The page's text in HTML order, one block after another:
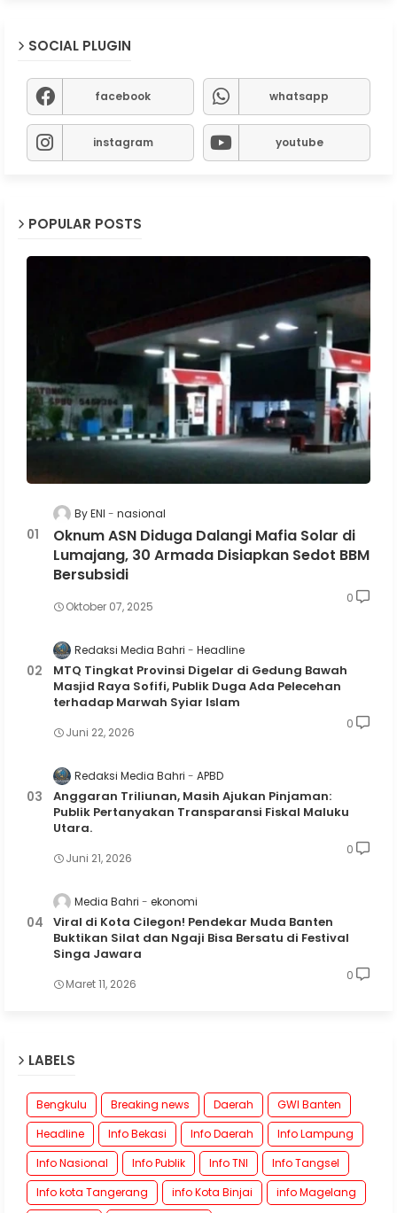
SOCIAL PLUGIN
facebook whatsapp
instagram youtube
POPULAR POSTS
By ENI nasional
Oknum ASN Diduga Dalangi Mafia Solar di
Lumajang, 30 Armada Disiapkan Sedot BBM
Bersubsidi
Oktober 07, 2025
0
Redaksi Media Bahri Headline
MTQ Tingkat Provinsi Digelar di Gedung Bawah
Masjid Raya Sofifi, Publik Duga Ada Pelecehan
terhadap Marwah Syiar Islam
Juni 22, 2026
0
Redaksi Media Bahri APBD
Anggaran Triliunan, Masih Ajukan Pinjaman:
Publik Pertanyakan Transparansi Fiskal Maluku
Utara.
Juni 21, 2026
0
Media Bahri ekonomi
Viral di Kota Cilegon! Pendekar Muda Banten
Buktikan Silat dan Ngaji Bisa Bersatu di Festival
Singa Jawara
Maret 11, 2026
0
LABELS
Bengkulu Breaking news Daerah
GWI Banten
Headline
Info Bekasi Info Daerah
Info Lampung
Info Nasional
Info Publik Info TNI
Info Tangsel
Info kota Tangerang
info Kota Binjai
info Magelang